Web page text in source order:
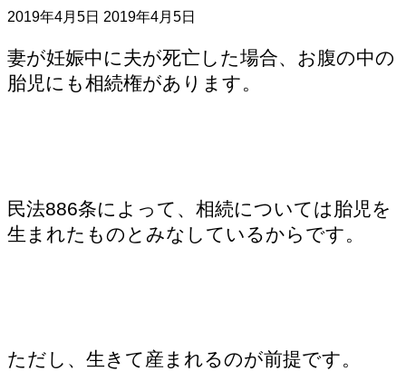
2019年4月5日 最
更
新
日
2019年4月5日
妻が妊娠中に夫が死亡した場合、お腹の中の
胎児にも相続権があります。
民法886条によって、相続については胎児を
生まれたものとみなしているからです。
ただし、生きて産まれるのが前提です。